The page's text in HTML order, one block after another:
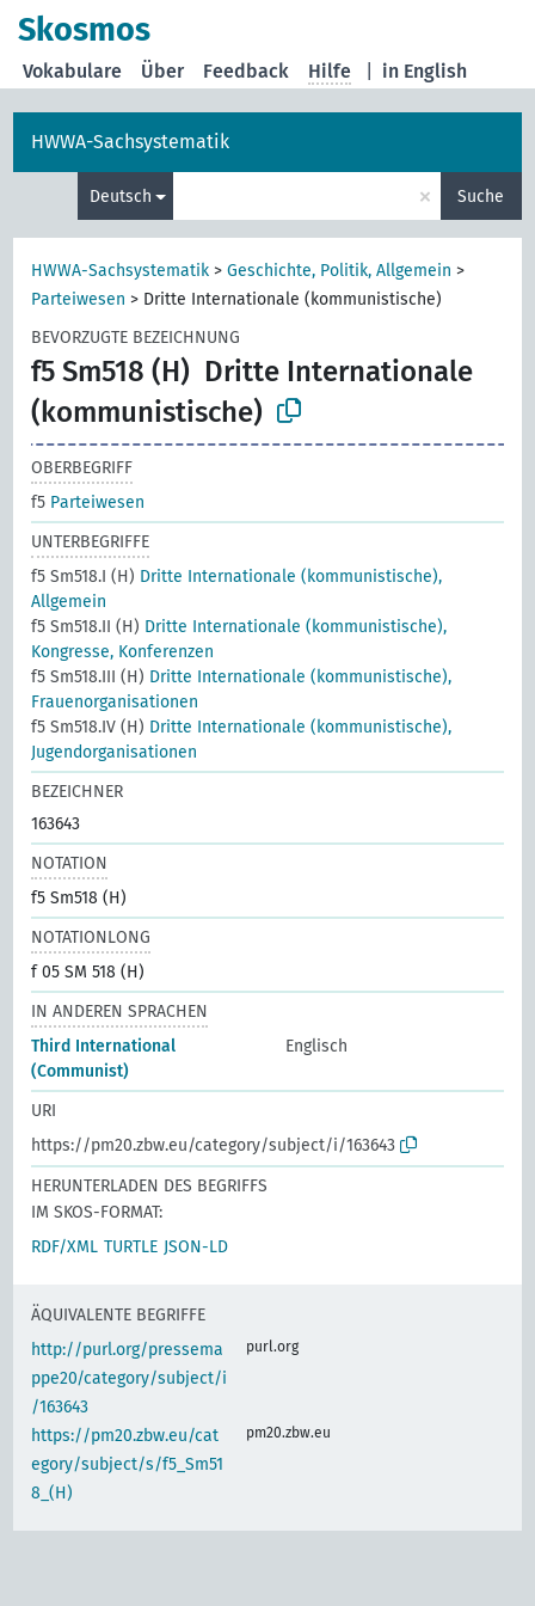
Skosmos
in English
Vokabulare Über Feedback Hilfe
HWWA-Sachsystematik
Deutsch × Suche
HWWA-Sachsystematik >Geschichte, Politik, Allgemein >
Parteiwesen > Dritte Internationale (kommunistische)
BEVORZUGTE BEZEICHNUNG
f5 Sm518 (H) Dritte Internationale
(kommunistische)
OBERBEGRIFF
f5 Parteiwesen
UNTERBEGRIFFE
f5 Sm518.I (H) Dritte Internationale (kommunistische),
Allgemein
f5 Sm518.II (H) Dritte Internationale (kommunistische),
Kongresse, Konferenzen
f5 Sm518.III (H) Dritte Internationale (kommunistische),
Frauenorganisationen
f5 Sm518.IV (H) Dritte Internationale (kommunistische),
Jugendorganisationen
BEZEICHNER
163643
NOTATION
f5 Sm518 (H)
NOTATIONLONG
f 05 SM 518 (H)
IN ANDEREN SPRACHEN
Third International
(Communist)
Englisch
URI
https://pm20.zbw.eu/category/subject/i/163643
HERUNTERLADEN DES BEGRIFFS
IM SKOS-FORMAT:
RDF/XML TURTLE JSON-LD
ÄQUIVALENTE BEGRIFFE
http://purl.org/pressema
ppe20/category/subject/i
/163643
purl.org
https://pm20.zbw.eu/cat
egory/subject/s/f5_Sm51
8_(H)
pm20.zbw.eu